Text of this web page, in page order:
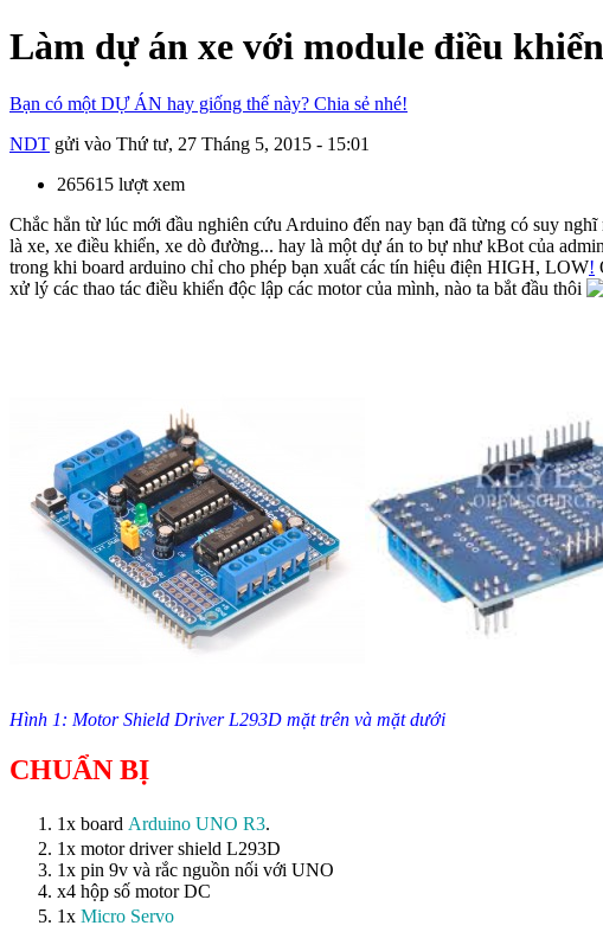
Làm dự án xe với module điều
Bạn có một DỰ ÁN hay giống thế này? Chia sẻ nhé!
NDT gửi vào Thứ tư, 27 Tháng 5, 2015 - 15:01
265615 lượt xem
Chắc hẳn từ lúc mới đầu nghiên cứu Arduino đến nay bạn đã từng có suy
là xe, xe điều khiển, xe dò đường... hay là một dự án to bự như kBot của
trong khi board arduino chỉ cho phép bạn xuất các tín hiệu điện HIGH, LOW!
xử lý các thao tác điều khiển độc lập các motor của mình, nào ta bắt đầu thôi
Hình 1: Motor Shield Driver L293D mặt trên và mặt dưới
CHUẨN BỊ
1x board Arduino UNO R3.
1x motor driver shield L293D
1x pin 9v và rắc nguồn nối với UNO
x4 hộp số motor DC
1x Micro Servo